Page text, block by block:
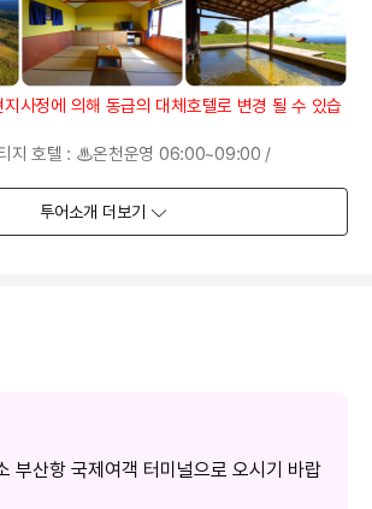
사정에 의해 동급의 대체호텔로 변경 될 수 있습
지 호텔 : ♨온천운영 06:00~09:00 /
나미아소 호텔 : ♨온천운영 05:30~09:00 /
심지였던 마메다마치 거리 관광
내려다 보이는 다이칸보 전망대 관광
도 파노라마로 감상할 수 있는 유메오오츠리바시
투어소개 더보기
부산항 국제여객 터미널으로 오시기 바랍